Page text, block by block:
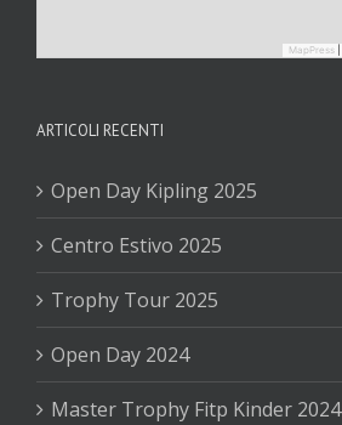
MapPress
ARTICOLI RECENTI
Open Day Kipling 2025
Centro Estivo 2025
Trophy Tour 2025
Open Day 2024
Master Trophy Fitp Kinder 2024